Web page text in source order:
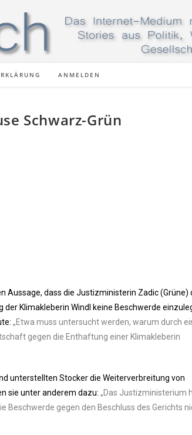
ANMELDEN
Schwarz-Grün
Aussage, dass die Justizministerin Zadic (Grüne)
Klimakleberin Windl keine Beschwerde
„Etwa muss untersucht werden, warum durch
gegen die Enthaftung einer Klimakleberin
unterstellten Stocker die Weiterverbreitung von
sie unter anderem dazu: „Das Justizministerium
Beschwerde gegen den Beschluss des Gerichts